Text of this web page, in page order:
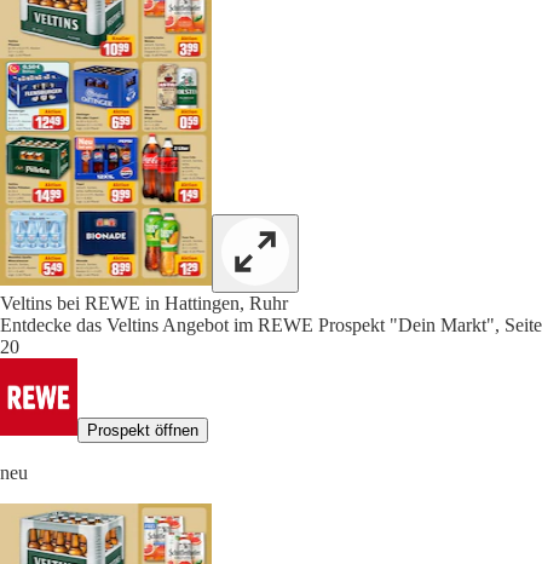
Veltins bei REWE in Hattingen, Ruhr
Entdecke das Veltins Angebot im REWE Prospekt "Dein Markt", Seite
20
Prospekt öffnen
neu